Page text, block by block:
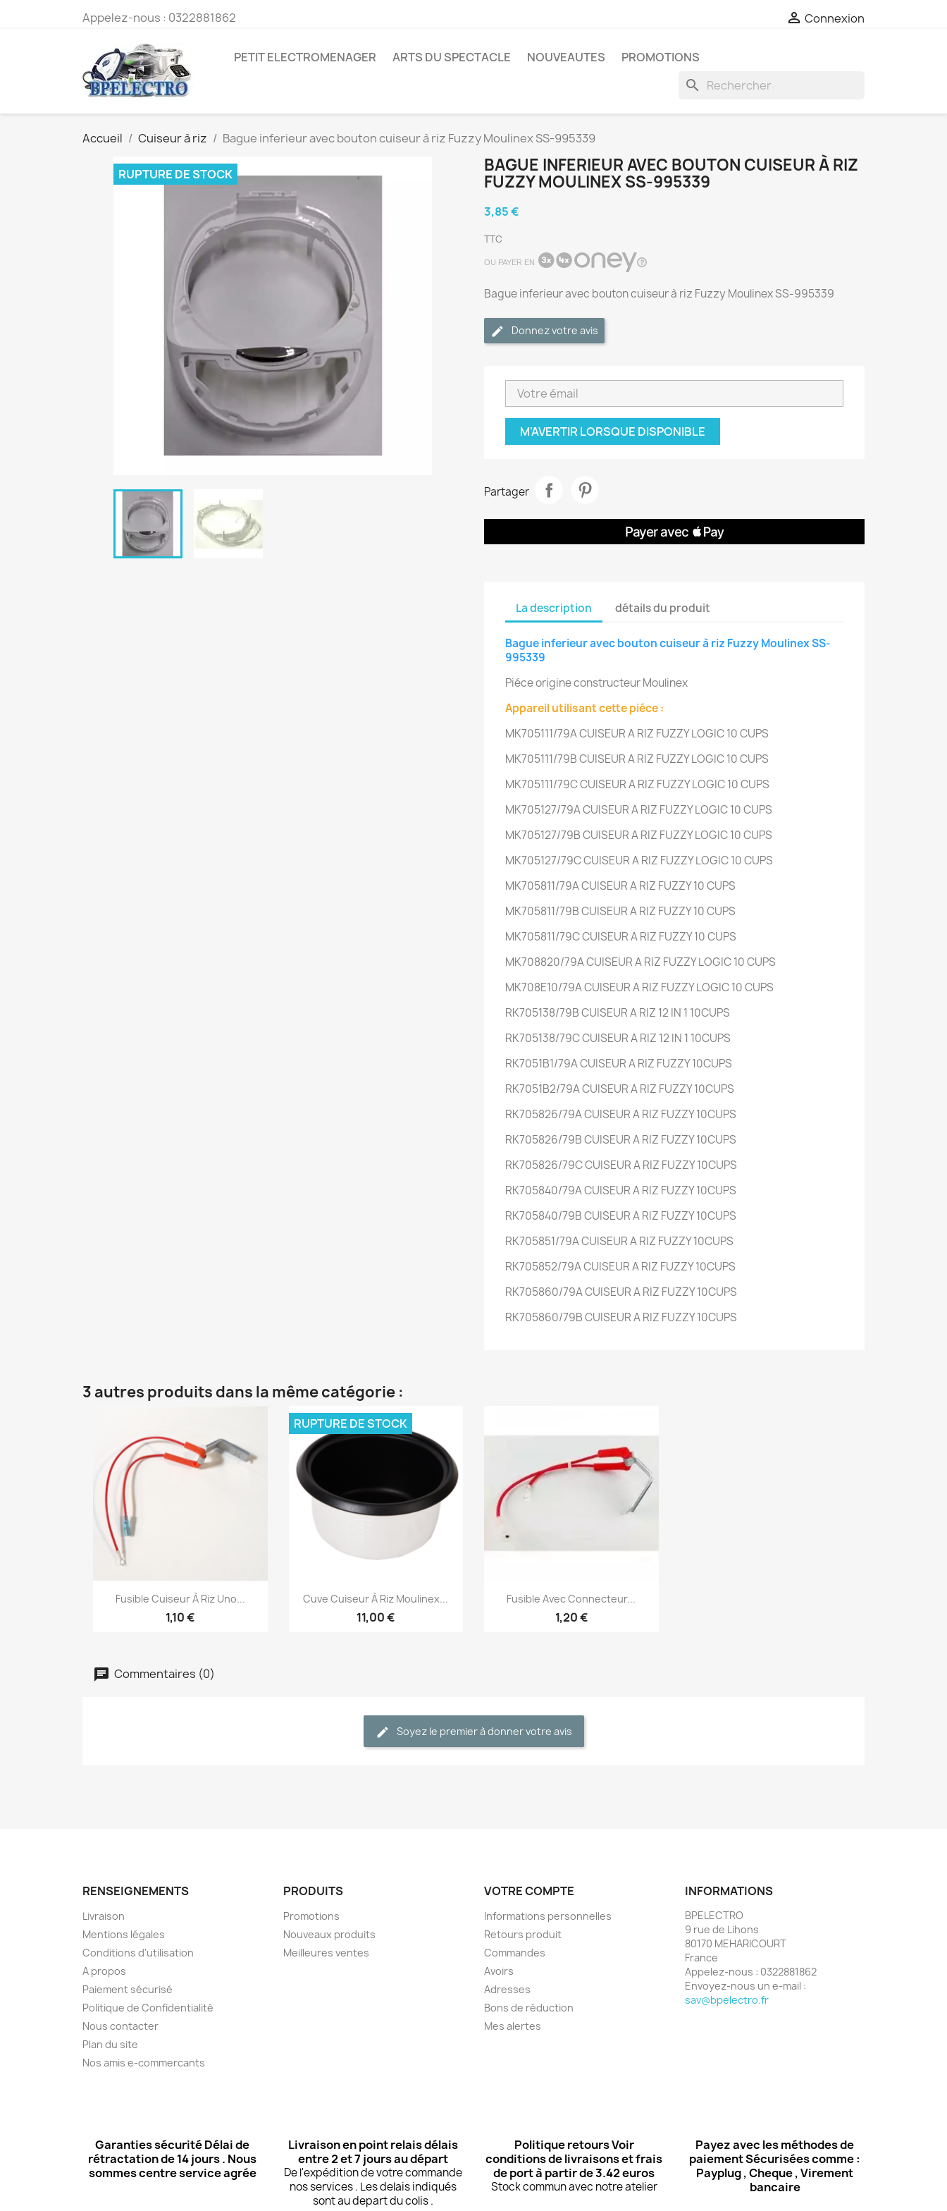
Appelez-nous : 0322881862  Connexion
PETIT ELECTROMENAGER ARTS DU SPECTACLE NOUVEAUTES PROMOTIONS
search
Accueil Cuiseur à riz Bague inferieur avec bouton cuiseur à riz Fuzzy Moulinex SS-995339
RUPTURE DE STOCK
BAGUE INFERIEUR AVEC BOUTON CUISEUR À RIZ
FUZZY MOULINEX SS-995339
3,85 €
TTC
OU PAYER EN
Bague inferieur avec bouton cuiseur à riz Fuzzy Moulinex SS-995339
Donnez votre avis
M'AVERTIR LORSQUE DISPONIBLE
Partager
La description détails du produit
Bague inferieur avec bouton cuiseur à riz Fuzzy Moulinex SS-
995339
Piéce origine constructeur Moulinex
Appareil utilisant cette piéce :
MK705111/79ACUISEUR A RIZ FUZZY LOGIC10 CUPS
MK705111/79BCUISEUR A RIZ FUZZY LOGIC10 CUPS
MK705111/79CCUISEUR A RIZ FUZZY LOGIC10 CUPS
MK705127/79ACUISEUR A RIZ FUZZY LOGIC10 CUPS
MK705127/79BCUISEUR A RIZ FUZZY LOGIC10 CUPS
MK705127/79CCUISEUR A RIZ FUZZY LOGIC10 CUPS
MK705811/79ACUISEUR A RIZ FUZZY10 CUPS
MK705811/79BCUISEUR A RIZ FUZZY10 CUPS
MK705811/79CCUISEUR A RIZ FUZZY10 CUPS
MK708820/79ACUISEUR A RIZ FUZZY LOGIC10 CUPS
MK708E10/79ACUISEUR A RIZ FUZZY LOGIC10 CUPS
RK705138/79BCUISEUR A RIZ 12 IN 1 10CUPS
RK705138/79CCUISEUR A RIZ 12 IN 1 10CUPS
RK7051B1/79ACUISEUR A RIZ FUZZY10CUPS
RK7051B2/79ACUISEUR A RIZ FUZZY10CUPS
RK705826/79ACUISEUR A RIZ FUZZY10CUPS
RK705826/79BCUISEUR A RIZ FUZZY10CUPS
RK705826/79CCUISEUR A RIZ FUZZY10CUPS
RK705840/79ACUISEUR A RIZ FUZZY10CUPS
RK705840/79BCUISEUR A RIZ FUZZY10CUPS
RK705851/79ACUISEUR A RIZ FUZZY10CUPS
RK705852/79ACUISEUR A RIZ FUZZY10CUPS
RK705860/79ACUISEUR A RIZ FUZZY10CUPS
RK705860/79BCUISEUR A RIZ FUZZY10CUPS
3 autres produits dans la même catégorie :
Aperçu rapide
Fusible Cuiseur À Riz Uno...
1,10 €
Aperçu rapide
Cuve Cuiseur À Riz Moulinex...
11,00 €
RUPTURE DE STOCK
 Aperçu rapide
Fusible Avec Connecteur...
1,20 €
Commentaires (0)
Soyez le premier à donner votre avis
RENSEIGNEMENTS
Livraison
Mentions légales
Conditions d'utilisation
A propos
Paiement sécurisé
Politique de Confidentialité
Nous contacter
Plan du site
Nos amis e-commercants
PRODUITS
Promotions
Nouveaux produits
Meilleures ventes
VOTRE COMPTE
Informations personnelles
Retours produit
Commandes
Avoirs
Adresses
Bons de réduction
Mes alertes
INFORMATIONS
BPELECTRO
9 rue de Lihons
80170 MEHARICOURT
France
Appelez-nous : 0322881862
Envoyez-nous un e-mail :
sav@bpelectro.fr
Garanties sécurité Délai de
rétractation de 14 jours . Nous
sommes centre service agrée
Livraison en point relais délais
entre 2 et 7 jours au départ
De l'expédition de votre commande
nos services . Les delais indiqués
sont au depart du colis .
Politique retours Voir
conditions de livraisons et frais
de port à partir de 3.42 euros
Stock commun avec notre atelier
Payez avec les méthodes de
paiement Sécurisées comme :
Payplug , Cheque , Virement
bancaire